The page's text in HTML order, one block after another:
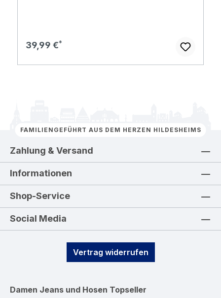
Regulärer Preis:
39,99 €
FAMILIENGEFÜHRT AUS DEM HERZEN HILDESHEIMS
Zahlung & Versand
Informationen
Shop-Service
Social Media
Vertrag widerrufen
Damen Jeans und Hosen Topseller